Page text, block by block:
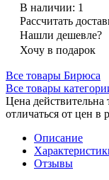
В наличии: 1
Рассчитать
Нашли дешевле?
Хочу в подарок
Все товары Бирюса
Все товары
Цена действительна
отличаться от цен в
Описание
Отзывы